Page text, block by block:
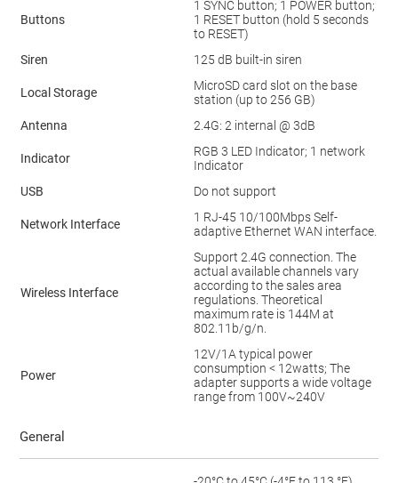
Buttons
1 SYNC button; 1 POWER button;
1 RESET button (hold 5 seconds
to RESET)
Siren
125 dB built-in siren
Local Storage
MicroSD card slot on the base
station (up to 256 GB)
Antenna
2.4G: 2 internal @ 3dB
Indicator
RGB 3 LED Indicator; 1 network
Indicator
USB
Do not support
Network Interface
1 RJ-45 10/100Mbps Self-
adaptive Ethernet WAN interface.
Wireless Interface
Support 2.4G connection. The
actual available channels vary
according to the sales area
regulations. Theoretical
maximum rate is 144M at
802.11b/g/n.
Power
12V/1A typical power
consumption < 12watts; The
adapter supports a wide voltage
range from 100V~240V
General